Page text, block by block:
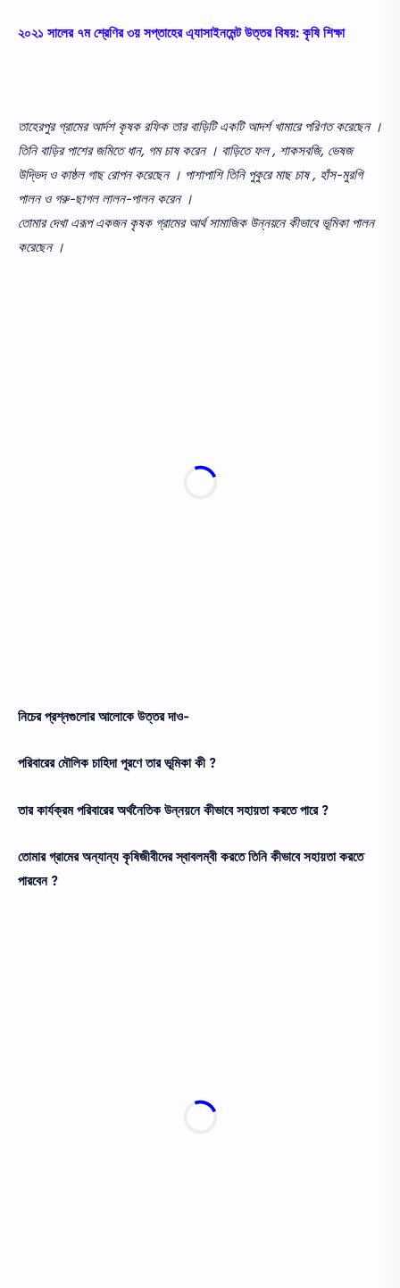
২০২১ সালের ৭ম শ্রেণির ৩য় সপ্তাহের এ্যাসাইনমেন্ট উত্তর বিষয়: কৃষি শিক্ষা
তাহেরপুর গ্রামের আর্দশ কৃষক রফিক তার বাড়িটি একটি আদর্শ খামারে পরিণত করেছেন ।
তিনি বাড়ির পাশের জমিতে ধান, গম চাষ করেন । বাড়িতে ফল , শাকসবজি, ভেষজ
উদ্ভিদ ও কাষ্ঠল গাছ রোপন করেছেন । পাশাপাশি তিনি পুকুরে মাছ চাষ , হাঁস-মুরগি
পালন ও গরু-ছাগল লালন-পালন করেন ।
তোমার দেখা এরূপ একজন কৃষক গ্রামের আর্থ সামাজিক উন্নয়নে কীভাবে ভূমিকা পালন
করেছেন ।
নিচের প্রশ্নগুলোর আলোকে উত্তর দাও-
পরিবারের মৌলিক চাহিদা পূরণে তার ভূমিকা কী ?
তার কার্যক্রম পরিবারের অর্থনৈতিক উন্নয়নে কীভাবে সহায়তা করতে পারে ?
তোমার গ্রামের অন্যান্য কৃষিজীবীদের স্বাবলম্বী করতে তিনি কীভাবে সহায়তা করতে
পারবেন ?